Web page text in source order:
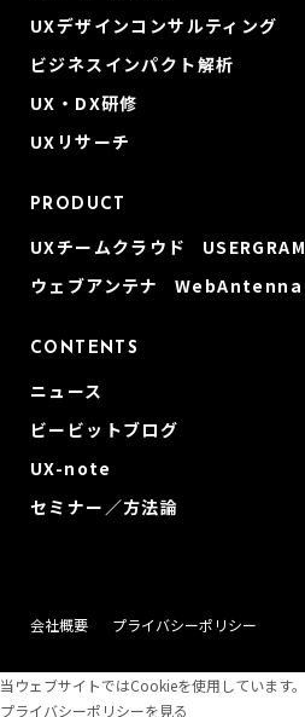
UXデザインコンサルティング
ビジネスインパクト解析
UX・DX研修
UXリサーチ
PRODUCT
UXチームクラウド USERGRAM
ウェブアンテナ WebAntenna
CONTENTS
ニュース
ビービットブログ
UX-note
セミナー／方法論
会社概要 プライバシーポリシー
当ウェブサイトではCookieを使用しています。
プライバシーポリシーを見る